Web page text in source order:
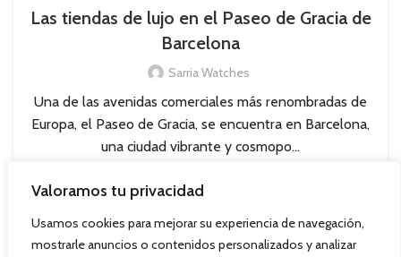
Valoramos tu privacidad
Usamos cookies para mejorar su experiencia de navegación,
mostrarle anuncios o contenidos personalizados y analizar
Las tiendas de lujo en el Paseo de Gracia de
Barcelona
Sarria Watches
Una de las avenidas comerciales más renombradas de
Europa, el Paseo de Gracia, se encuentra en Barcelona,
una ciudad vibrante y cosmopo...
CONTINUAR LEYENDO